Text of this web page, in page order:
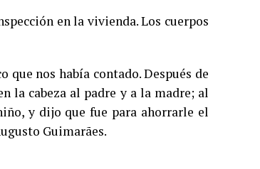
en la vivienda. Los cuerpos
nos había contado. Después de
la cabeza al padre y a la madre; al
y dijo que fue para ahorrarle el
Guimarães.